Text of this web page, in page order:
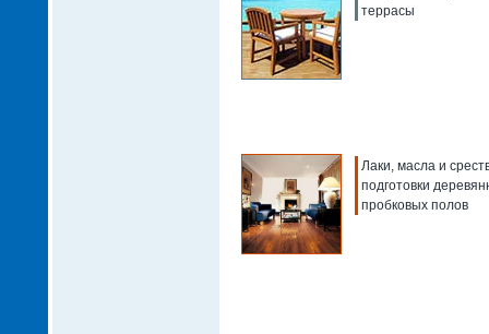
террасы
Лаки, масла и
подготовки
пробковых полов